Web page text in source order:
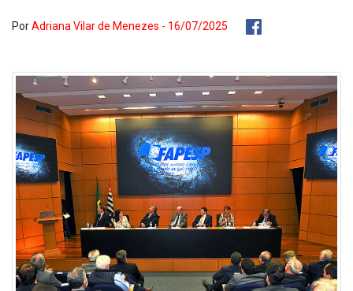
PorAdriana Vilar de Menezes - 16/07/2025